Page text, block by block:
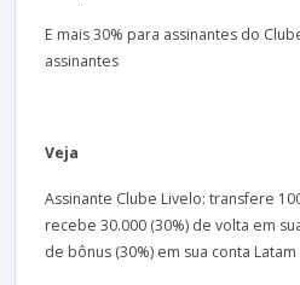
E mais 30% para assinantes do
assinantes
Veja
Assinante Clube Livelo: transfere
recebe 30.000 (30%) de volta em
de bônus (30%) em sua conta Latam